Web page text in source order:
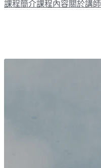
課程簡介課程內容關於講師